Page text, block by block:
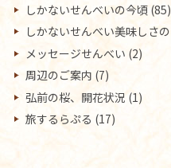
しかないせんべいの今頃(85)
しかないせんべい美味しさ
メッセージせんべい (2)
周辺のご案内 (7)
弘前の桜、開花状況 (1)
旅するらぷる (17)